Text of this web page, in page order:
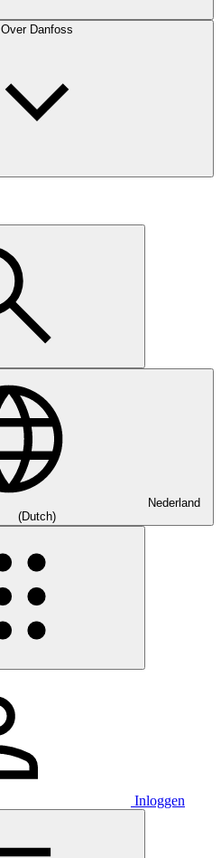
Over Danfoss
Nederland
(Dutch)
Inloggen